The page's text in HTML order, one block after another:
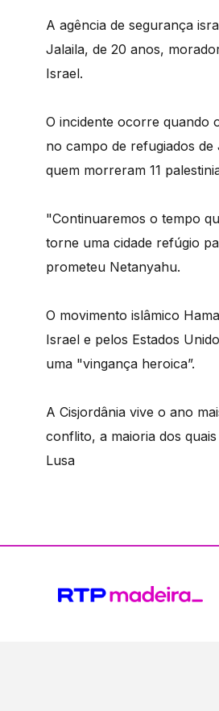
A agência de segurança
Jalaila, de 20 anos,
Israel.
O incidente ocorre quando
no campo de refugiados
quem morreram 11
"Continuaremos o tempo
torne uma cidade refúgio
prometeu Netanyahu.
O movimento islâmico
Israel e pelos Estados
uma "vingança heroica”.
A Cisjordânia vive o ano
conflito, a maioria dos
Lusa